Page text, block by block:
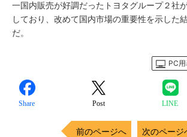
一国内販売が好調だったトヨタグループ２社
しており、改めて国内市場の重要性を示した
だ。
PC
Share Post LINE
前のページへ 次のページ